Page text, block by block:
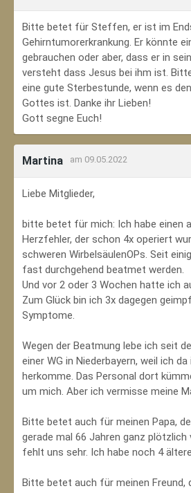
Bitte betet für Steffen, er ist im
Gehirntumorerkrankung. Er könnte
gebrauchen oder aber, dass er in
versteht dass Jesus bei ihm ist.
eine gute Sterbestunde, wenn es
Gottes ist. Danke ihr Lieben!
Gott segne Euch!
Martina am 09.05.2022
Liebe Mitglieder,
bitte betet für mich: Ich habe einen
Herzfehler, der schon 4x operiert
schweren WirbelsäulenOPs. Seit
fast durchgehend beatmet werden.
Und vor 2 oder 3 Wochen hatte ich
Zum Glück bin ich 3x dagegen
Symptome.
Wegen der Beatmung lebe ich seit
einer WG in Niederbayern, weil ich da
herkomme. Das Personal dort
um mich. Aber ich vermisse meine
Bitte betet auch für meinen Papa,
gerade mal 66 Jahren ganz
fehlt uns sehr. Ich habe noch 4
Bitte betet auch für meinen Freund,